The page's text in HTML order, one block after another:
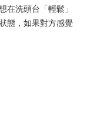
在洗頭台「輕鬆」
態，如果對方感覺